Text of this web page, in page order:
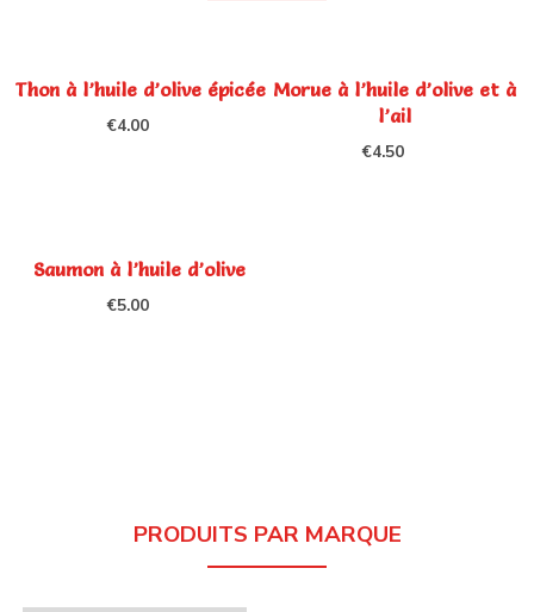
Thon à l’huile d’olive épicée
€4.00
Morue à l’huile d’olive et à
l’ail
€4.50
Saumon à l’huile d’olive
€5.00
PRODUITS PAR MARQUE